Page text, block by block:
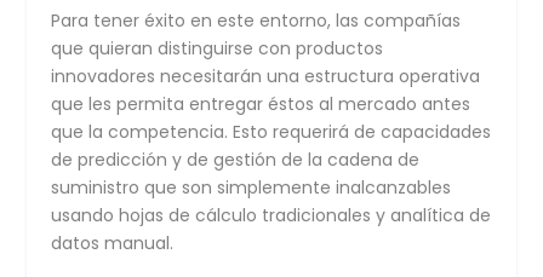
Para tener éxito en este entorno, las compañías
que quieran distinguirse con productos
innovadores necesitarán una estructura operativa
que les permita entregar éstos al mercado antes
que la competencia. Esto requerirá de capacidades
de predicción y de gestión de la cadena de
suministro que son simplemente inalcanzables
usando hojas de cálculo tradicionales y analítica de
datos manual.